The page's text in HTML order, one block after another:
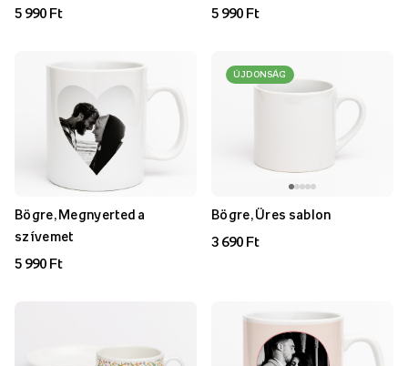
5 990 Ft 5 990 Ft
Bögre, Megnyerted a
szívemet
5 990 Ft
ÚJDONSÁG
Bögre, Üres sablon
3 690 Ft